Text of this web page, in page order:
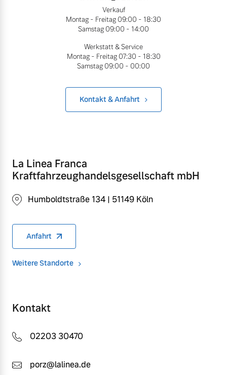
Fahrzeug konfigurieren
Sofort verfügbare Fahrzeuge
Volvo Selekt
Volvo Winter- und
Sommer Kompletträder.
Bitte sprechen Sie uns
direkt an.
Mehr erfahren
Frühjahrscheck
Versicherung
Verkauf
Montag - Freitag 09:00 - 18:30
Samstag 09:00 - 14:00
Werkstatt & Service
Montag - Freitag 07:30 - 18:30
Samstag 09:00 - 00:00
Kontakt & Anfahrt
La Linea Franca
Kraftfahrzeughandelsgesellschaft mbH
Humboldtstraße 134 | 51149 Köln
Anfahrt
Weitere Standorte
Kontakt
02203 30470
porz@lalinea.de